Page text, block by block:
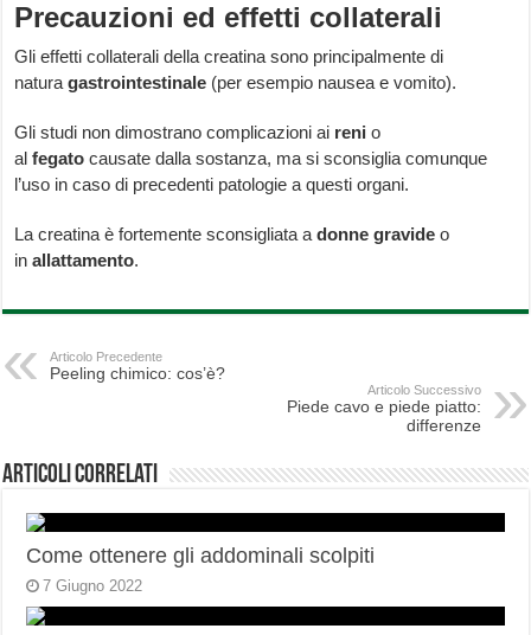
Precauzioni ed effetti collaterali
Gli effetti collaterali della creatina sono principalmente di
naturagastrointestinale (per esempio nausea e vomito).
Gli studi non dimostrano complicazioni ai reni o
alfegato causate dalla sostanza, ma si sconsiglia comunque
l’uso in caso di precedenti patologie a questi organi.
La creatina è fortemente sconsigliata adonne gravide o
inallattamento.
Articolo Precedente
Peeling chimico: cos’è?
Articolo Successivo
Piede cavo e piede piatto:
differenze
Articoli correlati
Come ottenere gli addominali scolpiti
7 Giugno 2022